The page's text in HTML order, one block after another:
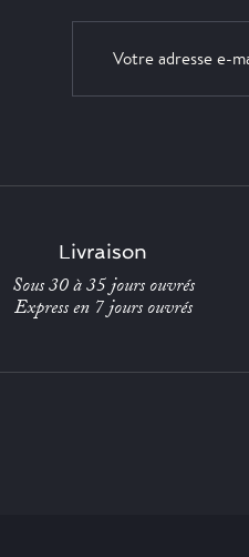
Livraison
Sous 30 à 35 jours ouvrés
Express en 7 jours ouvrés